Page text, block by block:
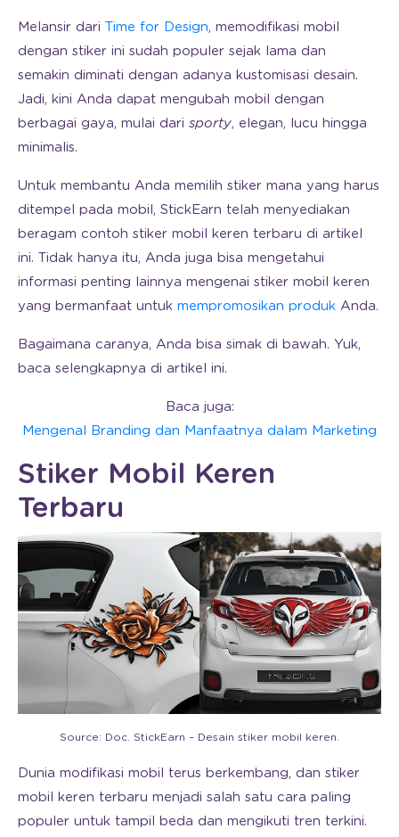
Melansir dari Time for Design, memodifikasi mobil
dengan stiker ini sudah populer sejak lama dan
semakin diminati dengan adanya kustomisasi desain.
Jadi, kini Anda dapat mengubah mobil dengan
berbagai gaya, mulai dari sporty, elegan, lucu hingga
minimalis.
Untuk membantu Anda memilih stiker mana yang harus
ditempel pada mobil, StickEarn telah menyediakan
beragam contoh stiker mobil keren terbaru di artikel
ini. Tidak hanya itu, Anda juga bisa mengetahui
informasi penting lainnya mengenai stiker mobil keren
yang bermanfaat untuk mempromosikan produk Anda.
Bagaimana caranya, Anda bisa simak di bawah. Yuk,
baca selengkapnya di artikel ini.
Baca juga:
Mengenal Branding dan Manfaatnya dalam Marketing
Stiker Mobil Keren
Terbaru
Source: Doc. StickEarn – Desain stiker mobil keren.
Dunia modifikasi mobil terus berkembang, dan stiker
mobil keren terbaru menjadi salah satu cara paling
populer untuk tampil beda dan mengikuti tren terkini.